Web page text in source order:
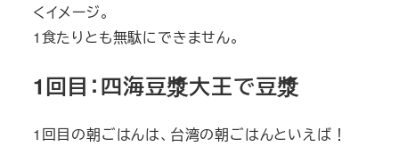
くイメージ。
1食たりとも無駄にできません。
1回目：四海豆漿大王で豆漿
1回目の朝ごはんは、台湾の朝ごはんといえば！